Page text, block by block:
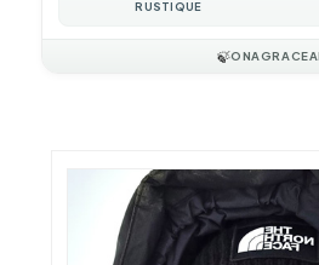
RUSTIQUE
🍃